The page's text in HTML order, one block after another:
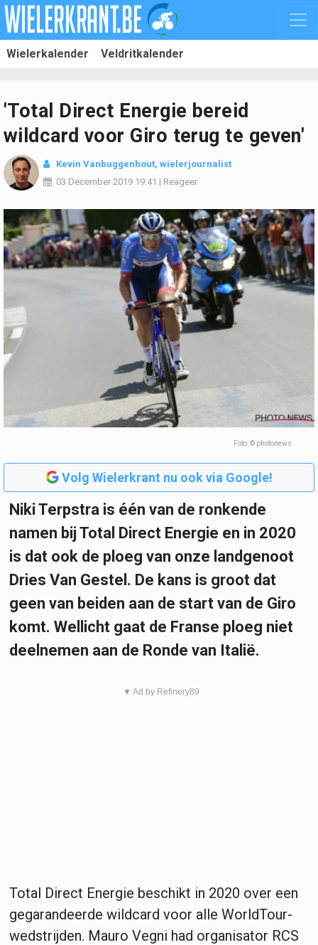
Wielerkalender Veldritkalender
'Total Direct Energie bereid
wildcard voor Giro terug te geven'
Kevin Vanbuggenhout, wielerjournalist
03 December 2019 19:41 | Reageer
Foto: © photonews
Volg Wielerkrant nu ook via Google!
Niki Terpstra is één van de ronkende
namen bij Total Direct Energie en in 2020
is dat ook de ploeg van onze landgenoot
Dries Van Gestel. De kans is groot dat
geen van beiden aan de start van de Giro
komt. Wellicht gaat de Franse ploeg niet
deelnemen aan de Ronde van Italië.
▼ Ad by Refinery89
Total Direct Energie beschikt in 2020 over een
gegarandeerde wildcard voor alle WorldTour-
wedstrijden. Mauro Vegni had organisator RCS